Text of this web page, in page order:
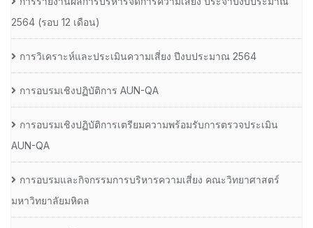
2564 (รอบ 12 เดือน)
การวิเคราะห์และประเมินความเสี่ยง ปีงบประมาณ 2564
การอบรมเชิงปฏิบัติการ AUN-QA
การอบรมเชิงปฏิบัติการเตรียมความพร้อมรับการตรวจประเมิน
AUN-QA
การอบรมและกิจกรรมการบริหารความเสี่ยง คณะวิทยาศาสตร์
มหาวิทยาลัยมหิดล